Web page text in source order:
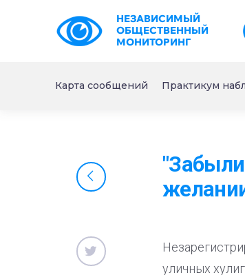
НЕЗАВИСИМЫЙ
ОБЩЕСТВЕННЫЙ
МОНИТОРИНГ
Карта сообщений Практикум
уличных